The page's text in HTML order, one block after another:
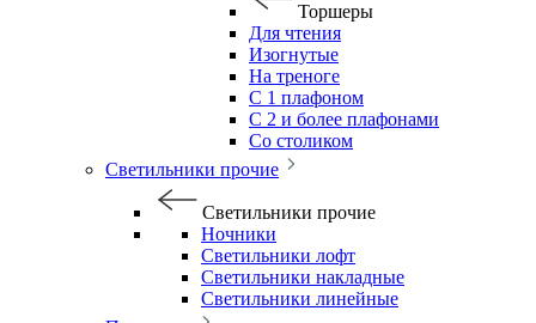
Торшеры
Для чтения
Изогнутые
На треноге
С 1 плафоном
С 2 и более плафонами
Со столиком
Светильники прочие
Светильники прочие
Ночники
Светильники лофт
Светильники накладные
Светильники линейные